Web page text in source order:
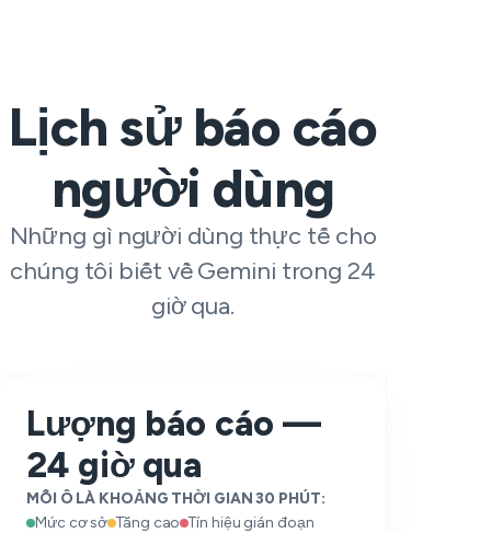
Lịch sử báo cáo
người dùng
Những gì người dùng thực tế cho
chúng tôi biết về Gemini trong 24
giờ qua.
Lượng báo cáo —
24 giờ qua
MỖI Ô LÀ KHOẢNG THỜI GIAN 30 PHÚT:
Mức cơ sở Tăng cao Tín hiệu gián đoạn